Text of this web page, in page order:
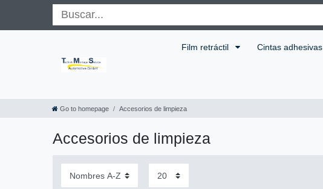
Film retráctil Cintas adhesivas
Go to homepage Accesorios de limpieza
Accesorios de limpieza